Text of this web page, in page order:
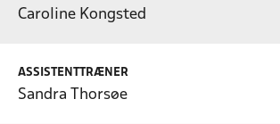
Caroline Kongsted
ASSISTENTTRÆNER
Sandra Thorsøe